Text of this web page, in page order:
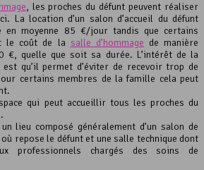
, les proches du défunt peuvent réaliser
La location d’un salon d’accueil du défunt
en moyenne 85 €/jour tandis que certains
le coût de la salle d’hommage de manière
€, quelle que soit sa durée. L’intérêt de la
est qu’il permet d’éviter de recevoir trop de
certains membres de la famille cela peut
qui peut accueillir tous les proches du
lieu composé généralement d’un salon de
où repose le défunt et une salle technique dont
professionnels chargés des soins de